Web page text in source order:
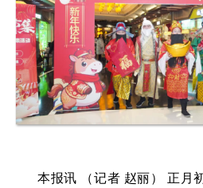
本报讯 （记者 赵丽） 正月